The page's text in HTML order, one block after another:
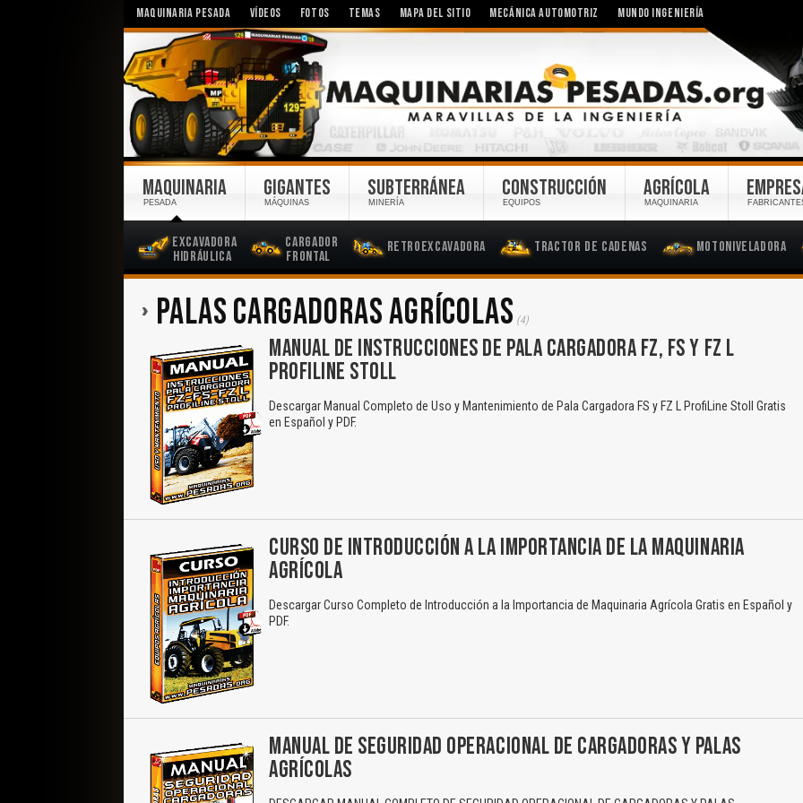
MAQUINARIA PESADA VÍDEOS FOTOS TEMAS MAPA DEL SITIO MECÁNICA AUTOMOTRIZ MUNDO INGENIERÍA
MAQUINARIA
PESADA
Excavadora
Hidráulica
Cargador
Frontal
Retroexcavadora Tractor de Cadenas Motoniveladora
GIGANTES
MÁQUINAS
SUBTERRÁNEA
MINERÍA
CONSTRUCCIÓN
EQUIPOS
AGRÍCOLA
MAQUINARIA
PALAS CARGADORAS AGRÍCOLAS (4)
MANUAL DE INSTRUCCIONES DE PALA CARGADORA FZ, FS Y FZ L
PROFILINE STOLL
Descargar Manual Completo de Uso y Mantenimiento de Pala Cargadora FS y FZ L ProfiLine Stoll Gratis
en Español y PDF.
CURSO DE INTRODUCCIÓN A LA IMPORTANCIA DE LA MAQUINARIA
AGRÍCOLA
Descargar Curso Completo de Introducción a la Importancia de Maquinaria Agrícola Gratis en Español y
PDF.
MANUAL DE SEGURIDAD OPERACIONAL DE CARGADORAS Y PALAS
AGRÍCOLAS